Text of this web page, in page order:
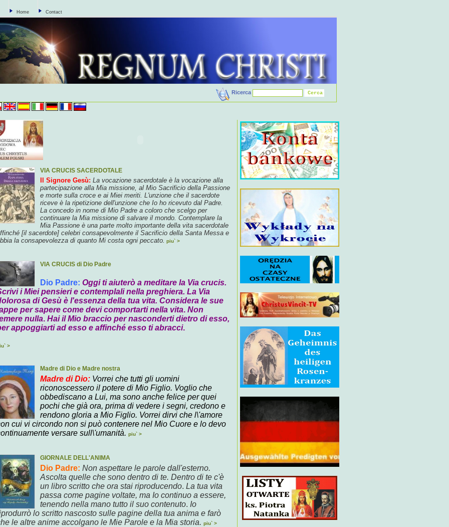
Home Contact
Ricerca
VIA CRUCIS SACERDOTALE
Il Signore Gesù: La vocazione sacerdotale è la vocazione alla
partecipazione alla Mia missione, al Mio Sacrificio della Passione
e morte sulla croce e ai Miei meriti. L'unzione che il sacerdote
riceve è la ripetizione dell'unzione che Io ho ricevuto dal Padre.
La concedo in nome di Mio Padre a coloro che scelgo per
continuare la Mia missione di salvare il mondo. Contemplare la
Mia Passione è una parte molto importante della vita sacerdotale
[il sacerdote] celebri consapevolmente il Sacrificio della Santa Messa e
la consapevolezza di quanto Mi costa ogni peccato. piu` >
VIA CRUCIS di Dio Padre
Dio Padre: Oggi ti aiuterò a meditare la Via crucis.
i Miei pensieri e contemplali nella preghiera. La Via
di Gesù è l'essenza della tua vita. Considera le sue
per sapere come devi comportarti nella vita. Non
nulla. Hai il Mio braccio per nasconderti dietro di esso,
appoggiarti ad esso e affinché esso ti abracci.
>
Madre di Dio e Madre nostra
Madre di Dio: Vorrei che tutti gli uomini
riconoscessero il potere di Mio Figlio. Voglio che
obbediscano a Lui, ma sono anche felice per quei
pochi che già ora, prima di vedere i segni, credono e
rendono gloria a Mio Figlio. Vorrei dirvi che l\'amore
cui vi circondo non si può contenere nel Mio Cuore e lo devo
versare sull\'umanità. piu` >
GIORNALE DELL'ANIMA
Dio Padre: Non aspettare le parole dall'esterno.
Ascolta quelle che sono dentro di te. Dentro di te c'è
un libro scritto che ora stai riproducendo. La tua vita
passa come pagine voltate, ma Io continuo a essere,
tenendo nella mano tutto il suo contenuto. Io
lo scritto nascosto sulle pagine della tua anima e farò
le altre anime accolgano le Mie Parole e la Mia storia. piu` >